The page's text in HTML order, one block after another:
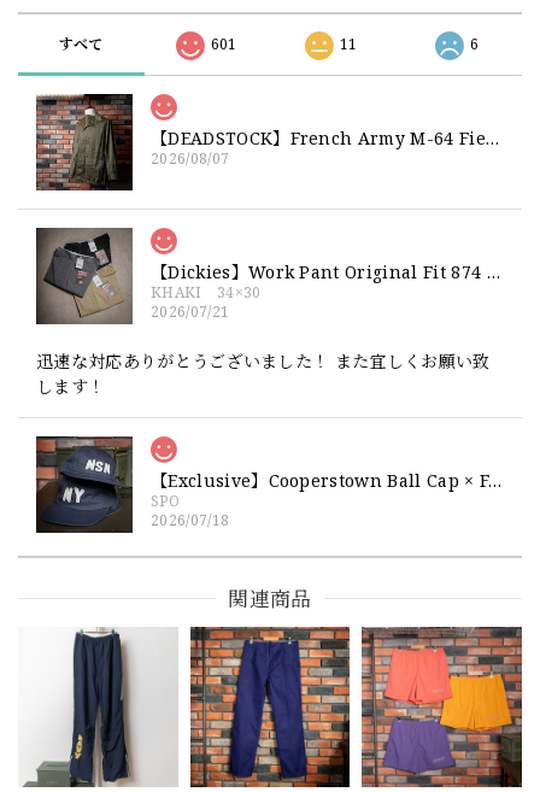
すべて 601 11 6
【DEADSTOCK】French Army M-64 Field Jacket "92C" 実物 フランス軍 フィールドジャケット コットンサテン300 デッドストック
2026/08/07
【Dickies】Work Pant Original Fit 874 新品 ディッキーズ オリジナルフィット ワークパンツ
KHAKI 34×30
2026/07/21
迅速な対応ありがとうございました！ また宜しくお願い致
します！
【Exclusive】Cooperstown Ball Cap × FAR EAST SIGNAL "NSN / NY" NAVY×WHITE Made in USA 別注 新品 クーパーズタウンボールキャップ 6パネル 紺
SPO
2026/07/18
又、トートバッグありがとうございます。使わせて頂きま
います。チェーンステッチが雰囲気があり、他とかぶらない
感じが気に入りました。 YouTube 楽しみにしてます
【Cooperstown Ball Cap】Made in USA Baseball Cap "1952 BIRMINGHAM BLACK BARONS" 新品 クーパーズタウンボールキャップ バーミングハムブラックバロンズ 6パネル
GREEN
関連商品